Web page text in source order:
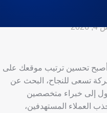
أصبح تحسين ترتيب موقعك على
تسعى للنجاح،
البحث عن
إلى خبراء متخصصين
العملاء المستهدفين،